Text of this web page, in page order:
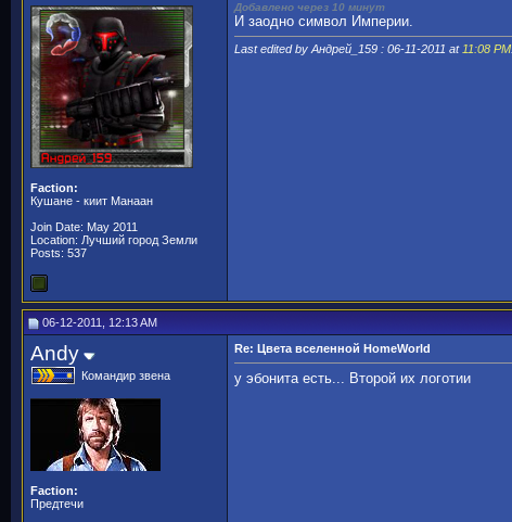
Faction:
Кушане - киит Манаан
Join Date: May 2011
Location: Лучший город Земли
Posts: 537
Добавлено через 10 минут
И заодно символ Империи.
Last edited by Андрей_159 : 06-11-2011 at 11:08 PM
06-12-2011, 12:13 AM
Andy
Командир звена
Faction:
Предтечи
Re: Цвета вселенной HomeWorld
у эбонита есть... Второй их логотии